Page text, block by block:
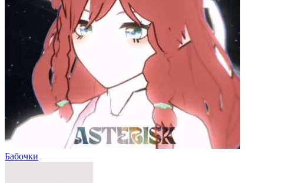
Бабочки